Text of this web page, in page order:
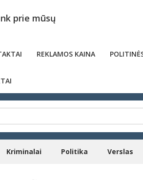
prie mūsų
REKLAMOS KAINA
Kriminalai Politika Verslas